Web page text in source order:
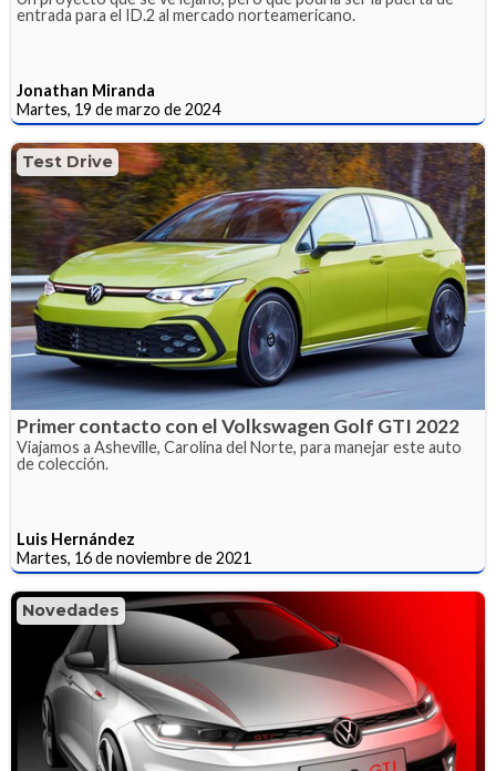
entrada para el ID.2 al mercado norteamericano.
Jonathan Miranda
Martes, 19 de marzo de 2024
Test Drive
Primer contacto con el Volkswagen Golf GTI 2022
Viajamos a Asheville, Carolina del Norte, para manejar este auto
de colección.
Luis Hernández
Martes, 16 de noviembre de 2021
Novedades